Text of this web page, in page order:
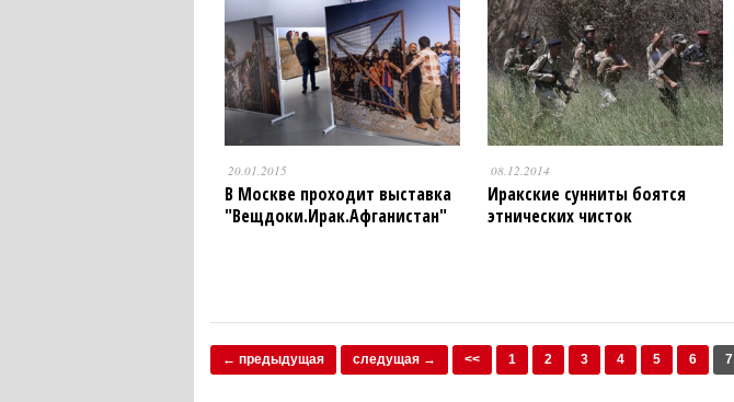
20.01.2015
В Москве проходит выставка
"Вещдоки.Ирак.Афганистан"
08.12.2014
Иракские сунниты боятся
этнических чисток
← предыдущая следущая → << 1 2 3 4 5 6 7